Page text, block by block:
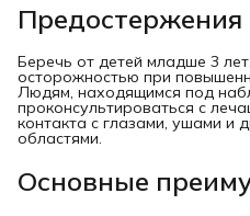
Предостержения
Беречь от детей младше 3
осторожностью при
Людям, находящимся под
проконсультироваться с
контакта с глазами, ушами и
областями.
Основные